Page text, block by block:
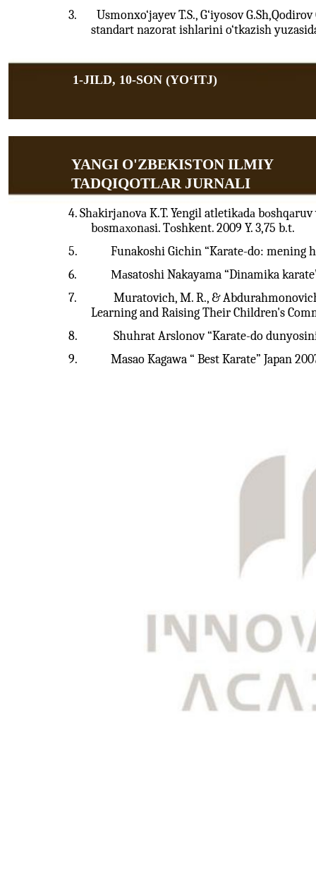
1-JILD, 10-SON (YOʻITJ)
3.
Usmonxo‘jayev T.S., G‘iyosov
standart nazorat ishlarini o‘tkazish
YANGI O'ZBEKISTON ILMIY
TADQIQOTLAR JURNALI
4. Shаkirjаnоvа K.T. Yengil atletikаdа bоshqаruv
bоsmахоnаsi. Tоshkent. 2009 Y. 3,75 b.t.
5.
Funakoshi Gichin “Karate-do: mening
6.
Маsatoshi Nakayama “Dinamika
7.
Muratovich, M. R., &
Learning and Raising Their Children's
8.
Shuhrat Arslonov “Karate-do
9.
Masao Kagawa “ Best Karate” Japan